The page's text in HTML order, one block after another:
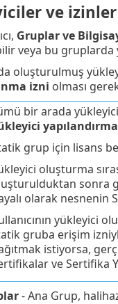
ve izinler
Gruplar ve
veya bu gruplarda
oluşturulmuş
izni olması
bir arada
grup için lisans
oluşturma
sonra
olarak nesnenin
yükleyici
gruba erişim
istiyorsa,
ve Sertifika
- Ana Grup,